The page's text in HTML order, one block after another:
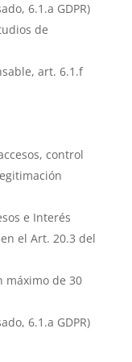
6.1.a GDPR)
de
art. 6.1.f
control
e Interés
el Art. 20.3 del
máximo de 30
6.1.a GDPR)